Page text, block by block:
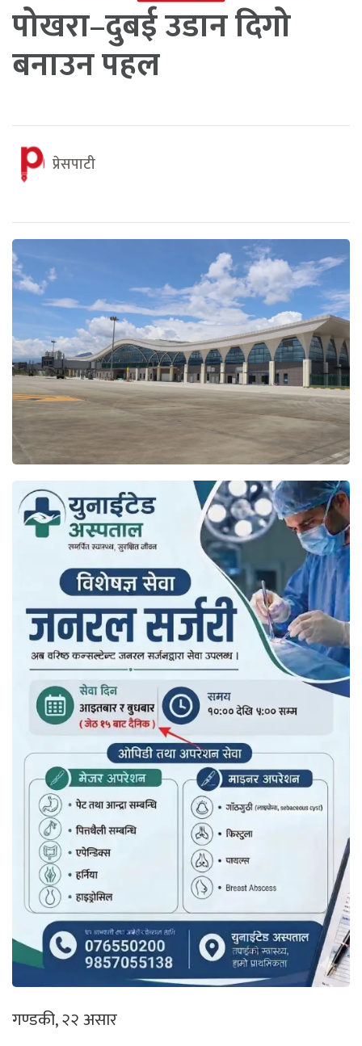
पोखरा–दुबई उडान दिगो
बनाउन पहल
प्रेसपाटी
गण्डकी, २२ असार